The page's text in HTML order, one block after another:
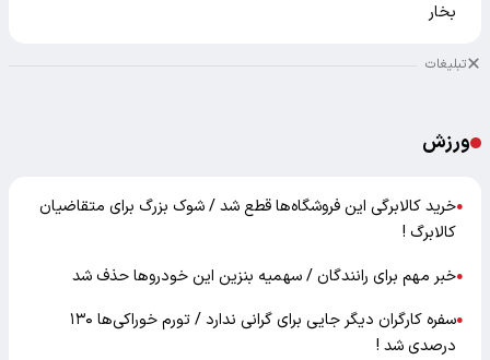
بخار
تبلیغات
ورزش
●خرید کالابرگی این فروشگاه‌ها قطع شد / شوک بزرگ برای متقاضیان
کالابرگ !
●خبر مهم برای رانندگان / سهمیه بنزین این خودروها حذف شد
●
سفره کارگران دیگر جایی برای گرانی ندارد / تورم خوراکی‌ها ۱۳۰
درصدی شد !